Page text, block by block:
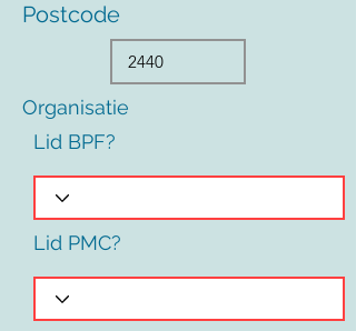
Postcode
Organisatie
Lid BPF?
Lid PMC?